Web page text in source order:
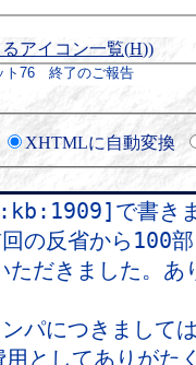
アイコン一覧(H))
XHTMLに自動変換